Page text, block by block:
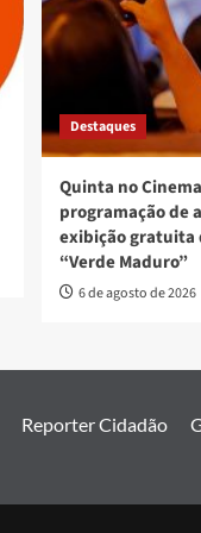
Destaques
Quinta no
programação de
exibição gratuita
“Verde Maduro”
6 de agosto de 2026
Reporter Cidadão